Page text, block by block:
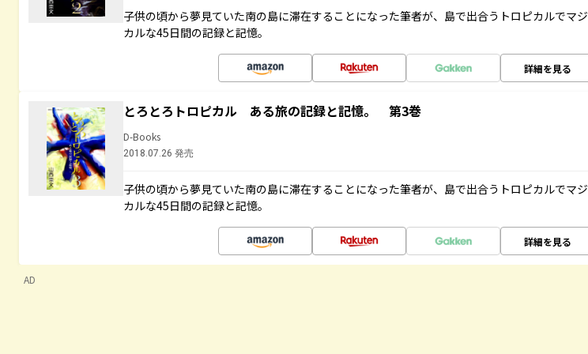
子供の頃から夢見ていた南の島に滞在することになった筆者が、島で出合うトロピカルでマジ
カルな45日間の記録と記憶。
詳細を見る
とろとろトロピカル ある旅の記録と記憶。 第3巻
D-Books
2018.07.26 発売
子供の頃から夢見ていた南の島に滞在することになった筆者が、島で出合うトロピカルでマジ
カルな45日間の記録と記憶。
詳細を見る
AD